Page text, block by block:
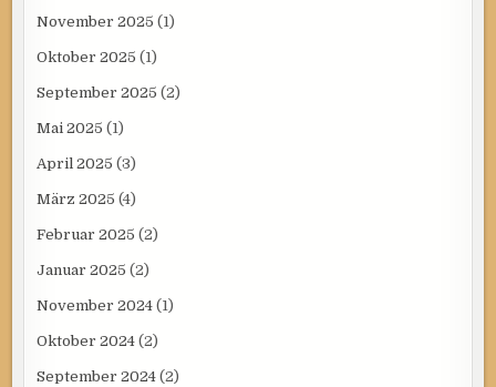
November 2025 (1)
Oktober 2025 (1)
September 2025 (2)
Mai 2025 (1)
April 2025 (3)
März 2025 (4)
Februar 2025 (2)
Januar 2025 (2)
November 2024 (1)
Oktober 2024 (2)
September 2024 (2)